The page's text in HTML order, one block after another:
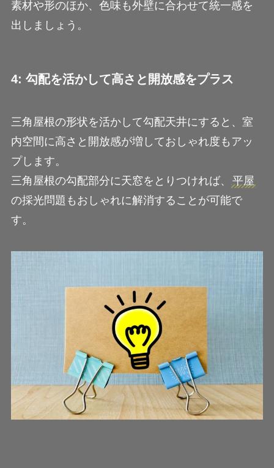
素材や形のほか、色味も外壁に合わせて統一感を
出しましょう。
4: 勾配を活かして高さと開放感をプラス
三角屋根の形状を活かして勾配天井にすると、室
内空間に高さと開放感が増しておしゃれ度もアッ
プします。
三角屋根の勾配部分に天窓をとりつければ、
平屋
の採光問題もおしゃれに解消することが可能で
す。